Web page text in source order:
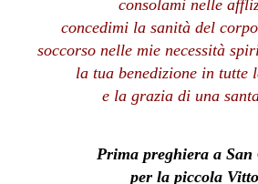
consolami nelle
concedimi la sanità del
soccorso nelle mie necessità
la tua benedizione in tutte
e la grazia di una
Prima preghiera a San
per la piccola